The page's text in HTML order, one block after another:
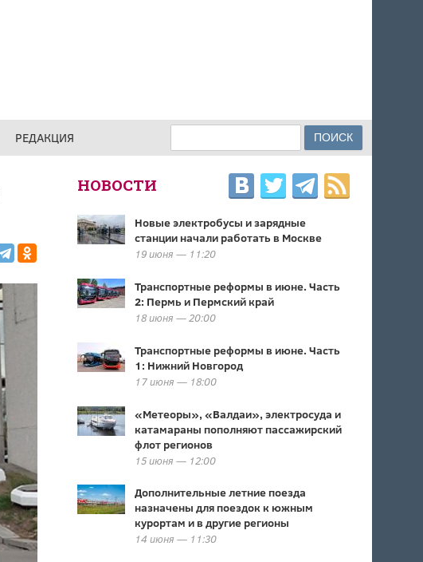
РЕДАКЦИЯ ФОРМА ПОИСКА
НОВОСТИ
Новые электробусы и зарядные
станции начали работать в Москве
19 июня — 11:20
Транспортные реформы в июне. Часть
2: Пермь и Пермский край
18 июня — 20:00
Транспортные реформы в июне. Часть
1: Нижний Новгород
17 июня — 18:00
«Метеоры», «Валдаи», электросуда и
катамараны пополняют пассажирский
флот регионов
15 июня — 12:00
Дополнительные летние поезда
назначены для поездок к южным
курортам и в другие регионы
14 июня — 11:30